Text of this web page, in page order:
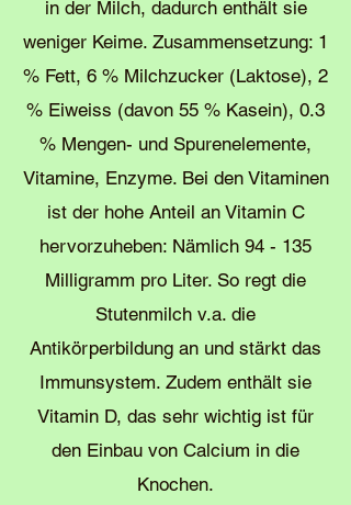
in der Milch, dadurch enthält sie
weniger Keime. ​Zusammensetzung: 1
% Fett, 6 % Milchzucker (Laktose), 2
% Eiweiss (davon 55 % Kasein), 0.3
% Mengen- und Spurenelemente,
Vitamine, Enzyme. ​Bei den Vitaminen
ist der hohe Anteil an Vitamin C
hervorzuheben: Nämlich 94 - 135
Milligramm pro Liter. So regt die
Stutenmilch v.a. die
Antikörperbildung an und stärkt das
Immunsystem. Zudem enthält sie
Vitamin D, das sehr wichtig ist für
den Einbau von Calcium in die
Knochen.